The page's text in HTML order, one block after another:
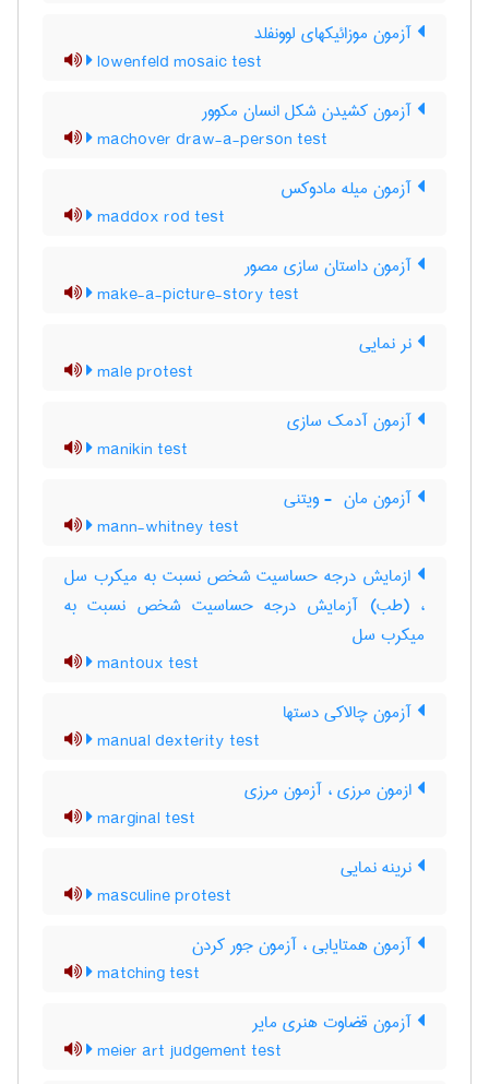
آزمون موزائیکهای لوونفلد
lowenfeld mosaic test
آزمون کشیدن شکل انسان مکوور
machover draw-a-person test
آزمون میله مادوکس
maddox rod test
آزمون داستان سازی مصور
make-a-picture-story test
نر نمایی
male protest
آزمون آدمک سازی
manikin test
آزمون مان ‎ - ویتنی
mann-whitney test
ازمایش درجه حساسیت شخص نسبت به میکرب سل
، (طب) آزمایش درجه حساسیت شخص نسبت به
میکرب سل
mantoux test
آزمون چالاکی دستها
manual dexterity test
ازمون مرزی ، آزمون مرزی
marginal test
نرینه نمایی
masculine protest
آزمون همتایابی ، آزمون جور کردن
matching test
آزمون قضاوت هنری مایر
meier art judgement test